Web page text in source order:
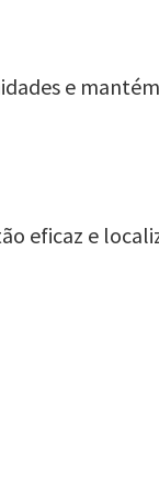
e
eficaz e